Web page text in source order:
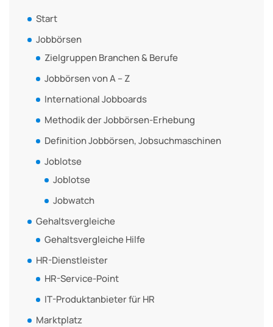
Start
Jobbörsen
Zielgruppen Branchen & Berufe
Jobbörsen von A – Z
International Jobboards
Methodik der Jobbörsen-Erhebung
Definition Jobbörsen, Jobsuchmaschinen
Joblotse
Joblotse
Jobwatch
Gehaltsvergleiche
Gehaltsvergleiche Hilfe
HR-Dienstleister
HR-Service-Point
IT-Produktanbieter für HR
Marktplatz